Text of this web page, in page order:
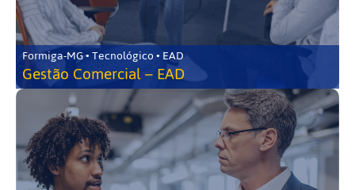
Formiga-MG • Tecnológico • EAD
Gestão Comercial – EAD